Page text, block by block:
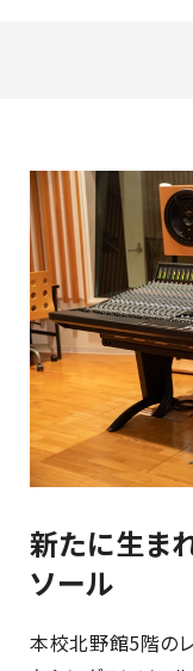
+プラスラボ
1日最大2つの学科説
オープン
キャンパス
神戸電子をもっと知る
資料請求は
新たに生ま
ソール
本校北野館5階の